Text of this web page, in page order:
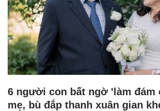
6 người con bất ngờ 'làm
mẹ, bù đắp thanh xuân gian